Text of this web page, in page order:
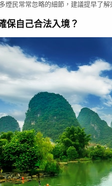
煙民常常忽略的細節，建議提早了
保自己合法入境？